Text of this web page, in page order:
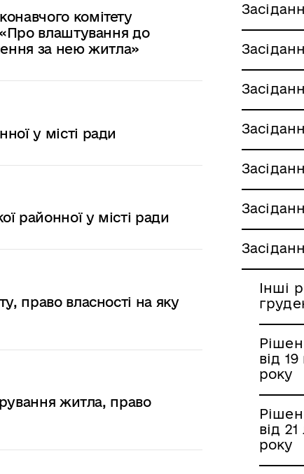
комітету
«Про влаштування до
за нею житла»
у місті ради
районної у місті ради
право власності на яку
житла, право
Інші
від
року
від
року